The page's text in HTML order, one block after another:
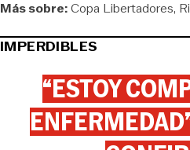
Más sobre:Copa Libertadores
IMPERDIBLES
“ESTOY